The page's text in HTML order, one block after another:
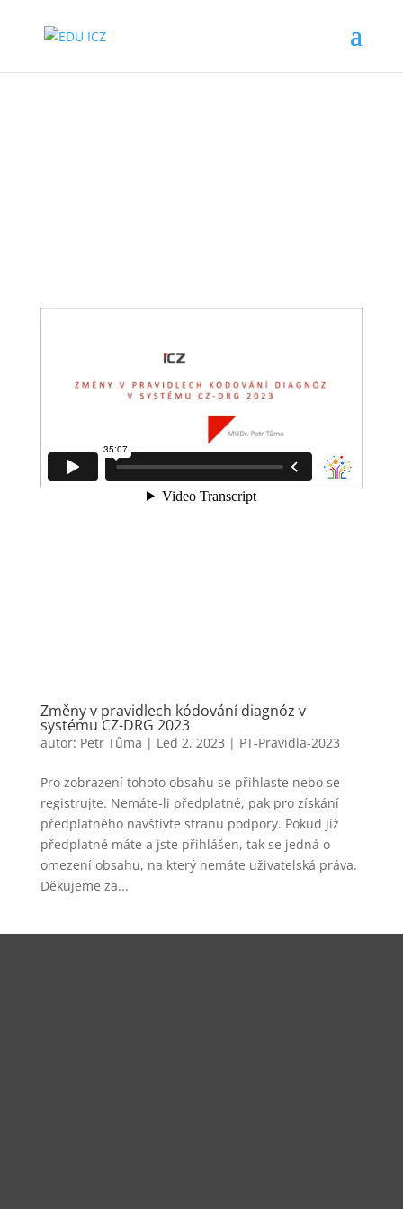
Změny v pravidlech kódování diagnóz v
systému CZ-DRG 2023
autor: Petr Tůma | Led 2, 2023 | PT-Pravidla-2023
Pro zobrazení tohoto obsahu se přihlaste nebo se
registrujte. Nemáte-li předplatné, pak pro získání
předplatného navštivte stranu podpory. Pokud již
předplatné máte a jste přihlášen, tak se jedná o
omezení obsahu, na který nemáte uživatelská práva.
Děkujeme za...